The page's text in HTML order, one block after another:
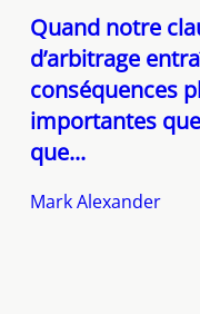
Quand notre
d’arbitrage
conséquences
importantes
que...
Mark Alexander